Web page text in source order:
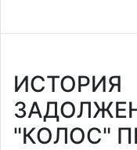
ИСТОРИЯ
"КОЛОС"